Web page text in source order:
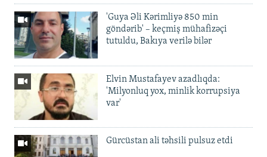
'Guya Əli Kərimliyə 850 min
göndərib' – keçmiş mühafizəçi
tutuldu, Bakıya verilə bilər
Elvin Mustafayev azadlıqda:
'Milyonluq yox, minlik korrupsiya
var'
Gürcüstan ali təhsili pulsuz etdi